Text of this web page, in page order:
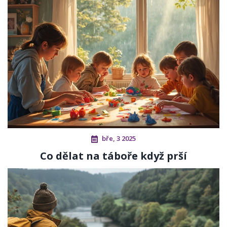
bře, 3 2025
Co dělat na táboře když prší